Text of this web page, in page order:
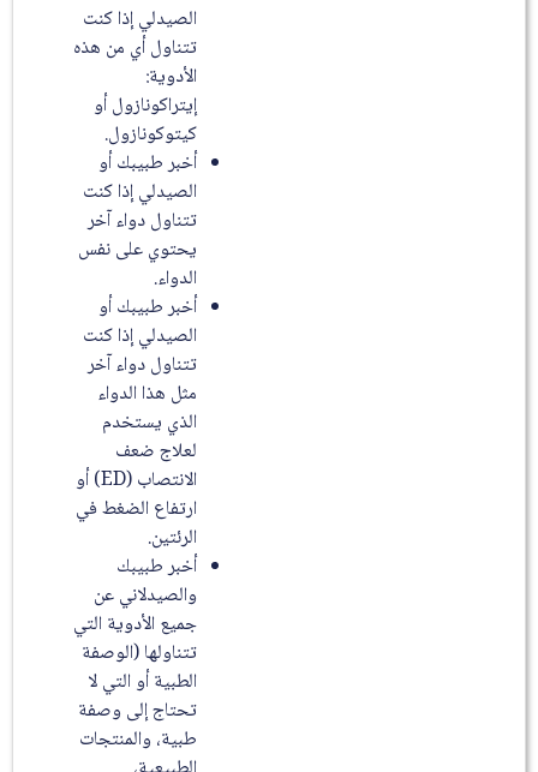
الصيدلي إذا كنت
تتناول أي من هذه
الأدوية:
إيتراكونازول أو
كيتوكونازول.
أخبر طبيبك أو
الصيدلي إذا كنت
تتناول دواء آخر
يحتوي على نفس
الدواء.
أخبر طبيبك أو
الصيدلي إذا كنت
تتناول دواء آخر
مثل هذا الدواء
الذي يستخدم
لعلاج ضعف
الانتصاب (ED) أو
ارتفاع الضغط في
الرئتين.
أخبر طبيبك
والصيدلاني عن
جميع الأدوية التي
تتناولها (الوصفة
الطبية أو التي لا
تحتاج إلى وصفة
طبية، والمنتجات